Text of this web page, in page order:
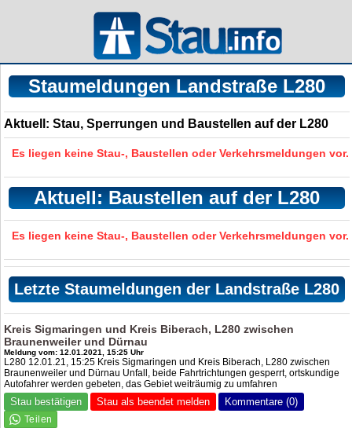
Staumeldungen Landstraße L280
Aktuell: Stau, Sperrungen und Baustellen auf der L280
Es liegen keine Stau-, Baustellen oder Verkehrsmeldungen vor.
Aktuell: Baustellen auf der L280
Es liegen keine Stau-, Baustellen oder Verkehrsmeldungen vor.
Letzte Staumeldungen der Landstraße L280
Kreis Sigmaringen und Kreis Biberach, L280 zwischen
Braunenweiler und Dürnau
Meldung vom: 12.01.2021, 15:25 Uhr
L280 12.01.21, 15:25 Kreis Sigmaringen und Kreis Biberach, L280 zwischen
Braunenweiler und Dürnau Unfall, beide Fahrtrichtungen gesperrt, ortskundige
Autofahrer werden gebeten, das Gebiet weiträumig zu umfahren
Stau bestätigen Stau als beendet melden Kommentare (0)